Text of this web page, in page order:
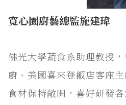
寬心園廚藝總監施建瑋
佛光大學蔬食系助理教授
廚、美國喜來登飯店客座
食材保持敞開，喜好研發各